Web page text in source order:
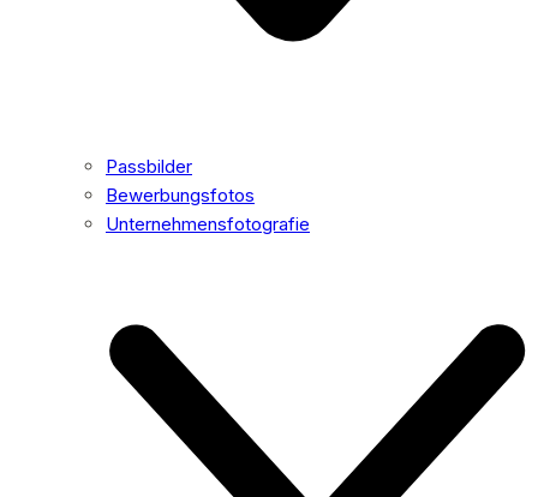
Passbilder
Bewerbungsfotos
Unternehmensfotografie